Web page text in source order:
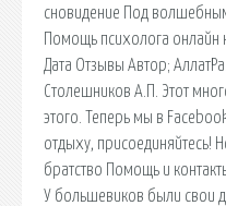
сновидение Под
Помощь психолога онлайн
Дата Отзывы Автор;
Столешников А.П. Этот
этого. Теперь мы в
отдыху, присоединяйтесь!
братство Помощь и
У большевиков были свои